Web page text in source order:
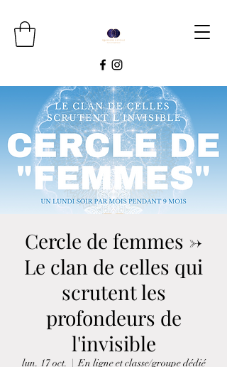
Cercle de femmes ->
Le clan de celles qui
scrutent les
profondeurs de
l'invisible
lun. 17 oct.
  |
En ligne et classe/groupe dédié